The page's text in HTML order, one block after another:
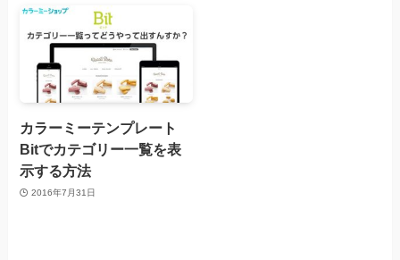
カラーミーテンプレート
Bitでカテゴリー一覧を表
示する方法
2016年7月31日